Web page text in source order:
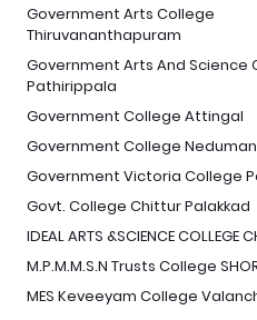
Government Arts College
Thiruvananthapuram
Government Arts And Science
Pathirippala
Government College Attingal
Government College
Government Victoria College
Govt. College Chittur Palakkad
IDEAL ARTS &SCIENCE COLLEGE
M.P.M.M.S.N Trusts College
MES Keveeyam College